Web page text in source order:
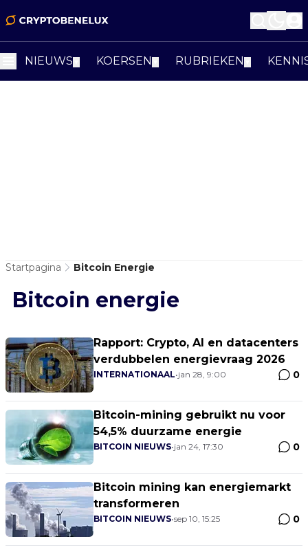
NIEUWS KOERSEN RUBRIEKEN
Startpagina Bitcoin Energie
Bitcoin energie
Rapport: Crypto, AI en datacenters
verdubbelen energievraag 2026
INTERNATIONAAL•jan 28, 9:00 0
Bitcoin-mining gebruikt nu voor
54,5% duurzame energie
BITCOIN NIEUWS•jan 24, 17:30 0
Bitcoin mining kan energiemarkt
transformeren
BITCOIN NIEUWS•sep 10, 15:25 0